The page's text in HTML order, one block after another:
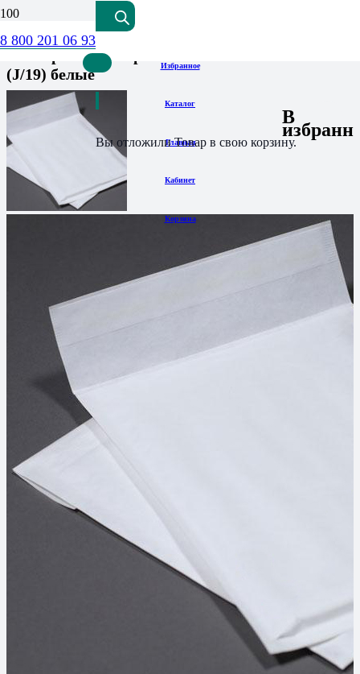
8 800 201 06 93
Вы отложилиТовар в свою корзину.
Избранное
Каталог
Главная
Кабинет
Корзина
Конверты с пузырчатой плёнкой 320х455 мм
(J/19) белые
В